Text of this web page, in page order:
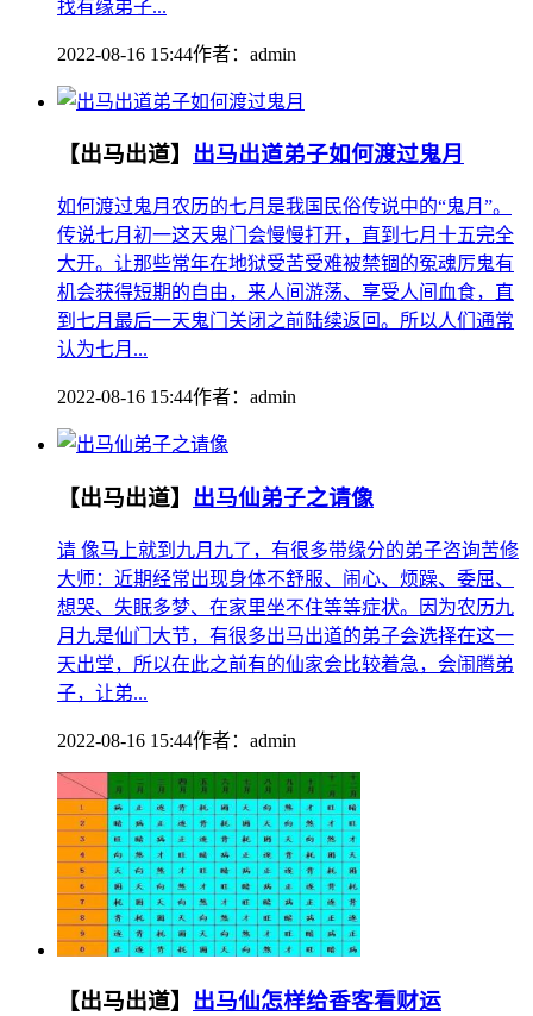
找有缘弟子...
2022-08-16 15:44作者： admin
【出马出道】 出马出道弟子如何渡过鬼月
如何渡过鬼月农历的七月是我国民俗传说中的“鬼月”。
传说七月初一这天鬼门会慢慢打开，直到七月十五完全
大开。让那些常年在地狱受苦受难被禁锢的冤魂厉鬼有
机会获得短期的自由，来人间游荡、享受人间血食，直
到七月最后一天鬼门关闭之前陆续返回。所以人们通常
认为七月...
2022-08-16 15:44作者： admin
【出马出道】 出马仙弟子之请像
请 像马上就到九月九了，有很多带缘分的弟子咨询苦修
大师：近期经常出现身体不舒服、闹心、烦躁、委屈、
想哭、失眠多梦、在家里坐不住等等症状。因为农历九
月九是仙门大节，有很多出马出道的弟子会选择在这一
天出堂，所以在此之前有的仙家会比较着急，会闹腾弟
子，让弟...
2022-08-16 15:44作者： admin
【出马出道】 出马仙怎样给香客看财运